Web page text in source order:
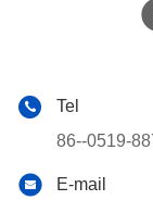
Tel
86--0519-
E-mail